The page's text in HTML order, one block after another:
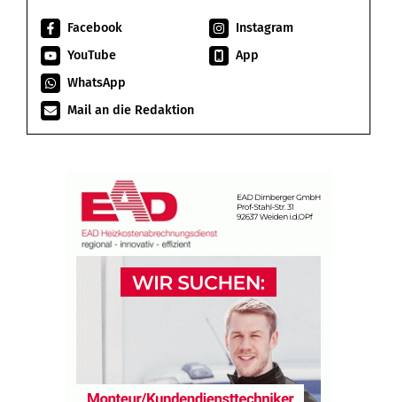
Facebook
Instagram
YouTube
App
WhatsApp
Mail an die Redaktion